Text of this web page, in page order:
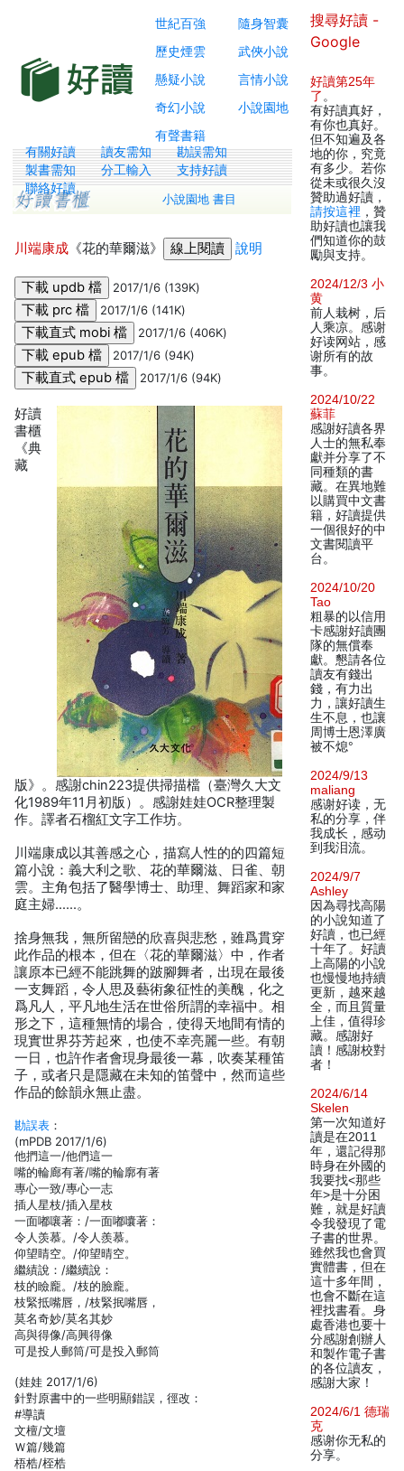
世紀百強
隨身智囊
歷史煙雲
武俠小說
懸疑小說
言情小說
奇幻小說
小說園地
有聲書籍
有關好讀 讀友需知
勘誤需知
製書需知
分工輸入
支持好讀
聯絡好讀
小說園地 書目
川端康成 《花的華爾滋》 說明
2017/1/6 (139K)
2017/1/6 (141K)
2017/1/6 (406K)
2017/1/6 (94K)
2017/1/6 (94K)
好讀
書櫃
《典
藏
版》。感謝chin223提供掃描檔（臺灣久大文
化1989年11月初版）。感謝娃娃OCR整理製
作。譯者石榴紅文字工作坊。
川端康成以其善感之心，描寫人性的的四篇短
篇小說：義大利之歌、花的華爾滋、日雀、朝
雲。主角包括了醫學博士、助理、舞蹈家和家
庭主婦……。
捨身無我，無所留戀的欣喜與悲愁，雖爲貫穿
此作品的根本，但在〈花的華爾滋〉中，作者
讓原本已經不能跳舞的跛腳舞者，出現在最後
一支舞蹈，令人思及藝術象征性的美醜，化之
爲凡人，平凡地生活在世俗所謂的幸福中。相
形之下，這種無情的場合，使得天地間有情的
現實世界芬芳起來，也使不幸亮麗一些。有朝
一日，也許作者會現身最後一幕，吹奏某種笛
子，或者只是隱藏在未知的笛聲中，然而這些
作品的餘韻永無止盡。
勘誤表 ：
(mPDB 2017/1/6)
他捫這一/他們這一
嘴的輪廊有著/嘴的輪廓有著
專心一致/專心一志
插人星枝/插入星枝
一面嘟嚷著：/一面嘟囔著：
令人羡慕。/令人羨慕。
仰望睛空。/仰望晴空。
繼績說：/繼續說：
枝的瞼龐。/枝的臉龐。
枝緊抵嘴唇，/枝緊抿嘴唇，
莫名奇妙/莫名其妙
高與得像/高興得像
可是投人郵筒/可是投入郵筒
(娃娃 2017/1/6)
針對原書中的一些明顯錯誤，徑改：
#導讀
文檀/文壇
Ｗ篇/幾篇
梧梏/桎梏
搜尋好讀 -
Google
好讀第25年
了 。
有好讀真好，
有你也真好。
但不知遍及各
地的你，究竟
有多少。若你
從未或很久沒
贊助過好讀，
請按這裡 ，贊
助好讀也讓我
們知道你的鼓
勵與支持。
2024/12/3 小
黄
前人栽树，后
人乘凉。感谢
好读网站，感
谢所有的故
事。
2024/10/22
蘇菲
感謝好讀各界
人士的無私奉
獻并分享了不
同種類的書
藏。在異地難
以購買中文書
籍，好讀提供
一個很好的中
文書閱讀平
台。
2024/10/20
Tao
粗暴的以信用
卡感謝好讀團
隊的無償奉
獻。懇請各位
讀友有錢出
錢，有力出
力，讓好讀生
生不息，也讓
周博士恩澤廣
被不熄°
2024/9/13
maliang
感谢好读，无
私的分享，伴
我成长，感动
到我泪流。
2024/9/7
Ashley
因為尋找高陽
的小說知道了
好讀，也已經
十年了。好讀
上高陽的小說
也慢慢地持續
更新，越來越
全，而且質量
上佳，值得珍
藏。感謝好
讀！感謝校對
者！
2024/6/14
Skelen
第一次知道好
讀是在2011
年，還記得那
時身在外國的
我要找<那些
年>是十分困
難，就是好讀
令我發現了電
子書的世界。
雖然我也會買
實體書，但在
這十多年間，
也會不斷在這
裡找書看。身
處香港也要十
分感謝創辦人
和製作電子書
的各位讀友，
感謝大家！
2024/6/1 德瑞
克
感谢你无私的
分享。